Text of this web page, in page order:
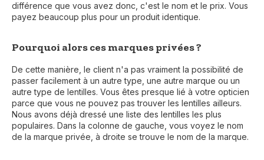
différence que vous avez donc, c'est le nom et le prix. Vous
payez beaucoup plus pour un produit identique.
Pourquoi alors ces marques privées ?
De cette manière, le client n'a pas vraiment la possibilité de
passer facilement à un autre type, une autre marque ou un
autre type de lentilles. Vous êtes presque lié à votre opticien
parce que vous ne pouvez pas trouver les lentilles ailleurs.
Nous avons déjà dressé une liste des lentilles les plus
populaires. Dans la colonne de gauche, vous voyez le nom
de la marque privée, à droite se trouve le nom de la marque.